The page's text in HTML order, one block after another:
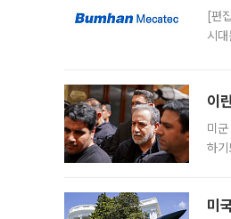
[편
시
이
미
하
미